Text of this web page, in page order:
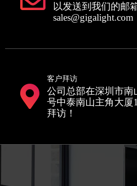
以发送到我们的邮
sales@gigalight.com
客户拜访
公司总部在深圳市南
号中泰南山主角大厦
拜访！